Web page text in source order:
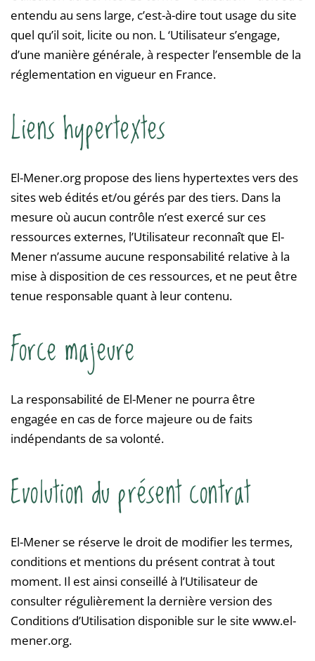
entendu au sens large, c’est-à-dire tout usage du site
quel qu’il soit, licite ou non. L ‘Utilisateur s’engage,
d’une manière générale, à respecter l’ensemble de la
réglementation en vigueur en France.
Liens hypertextes
El-Mener.org propose des liens hypertextes vers des
sites web édités et/ou gérés par des tiers. Dans la
mesure où aucun contrôle n’est exercé sur ces
ressources externes, l’Utilisateur reconnaît que El-
Mener n’assume aucune responsabilité relative à la
mise à disposition de ces ressources, et ne peut être
tenue responsable quant à leur contenu.
Force majeure
La responsabilité de El-Mener ne pourra être
engagée en cas de force majeure ou de faits
indépendants de sa volonté.
Evolution du présent contrat
El-Mener se réserve le droit de modifier les termes,
conditions et mentions du présent contrat à tout
moment. Il est ainsi conseillé à l’Utilisateur de
consulter régulièrement la dernière version des
Conditions d’Utilisation disponible sur le site www.el-
mener.org.